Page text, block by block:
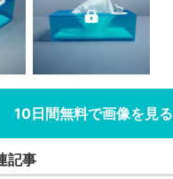
10日間無料で画像を見る
記事